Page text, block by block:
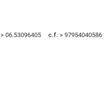
> 06.53096405 c.f. > 97954040586